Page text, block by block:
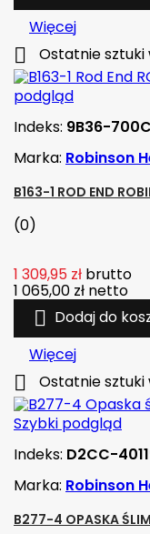
Więcej
 Ostatnie sztuki
podgląd
Indeks: 9B36-
Marka: Robinson
B163-1 ROD END
(0)
1 309,95 zł brutto
1 065,00 zł netto
 Dodaj do
Więcej
 Ostatnie sztuki
Szybki podgląd
Indeks: D2CC-
Marka: Robinson
B277-4 OPASKA